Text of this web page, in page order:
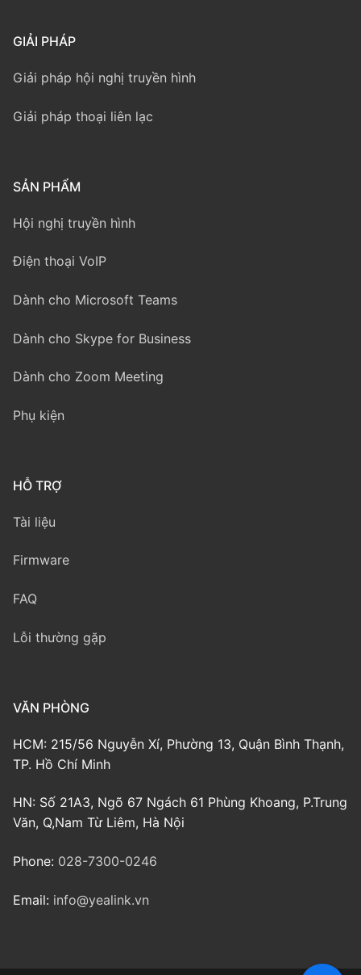
GIẢI PHÁP
Giải pháp hội nghị truyền hình
Giải pháp thoại liên lạc
SẢN PHẨM
Hội nghị truyền hình
Điện thoại VoIP
Dành cho Microsoft Teams
Dành cho Skype for Business
Dành cho Zoom Meeting
Phụ kiện
HỖ TRỢ
Tài liệu
Firmware
FAQ
Lỗi thường gặp
VĂN PHÒNG
HCM: 215/56 Nguyễn Xí, Phường 13, Quận Bình Thạnh,
TP. Hồ Chí Minh
HN: Số 21A3, Ngõ 67 Ngách 61 Phùng Khoang, P.Trung
Văn, Q,Nam Từ Liêm, Hà Nội
Phone: 028-7300-0246
Email: info@yealink.vn